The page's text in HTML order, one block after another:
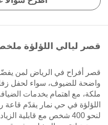
قصر ليالي اللؤلؤة
قصر أفراح في الرياض لمن
واضحة للضيوف، سواء لحفل
ملكة، مع اهتمام بخدمات
اللؤلؤة في حي نمار يقدّم
لنحو 400 شخص مع قابلية